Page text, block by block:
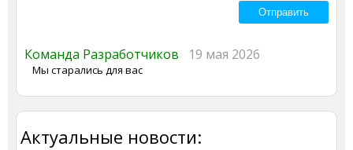
Команда Разработчиков 19 мая 2026
Мы старались для вас
Актуальные новости: